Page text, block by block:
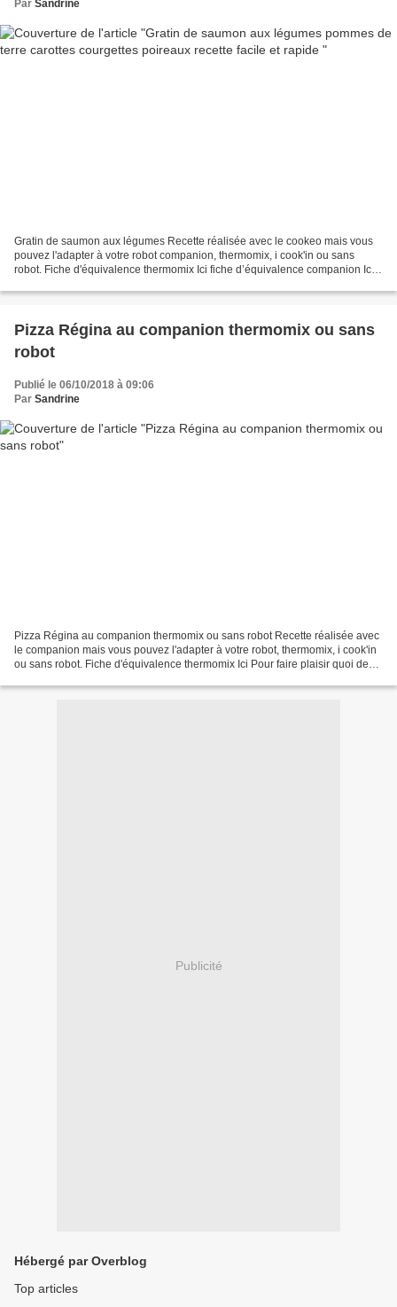
Par Sandrine
Gratin de saumon aux légumes Recette réalisée avec le cookeo mais vous
pouvez l'adapter à votre robot companion, thermomix, i cook'in ou sans
robot. Fiche d'équivalence thermomix Ici fiche d’équivalence companion Ici
Pizza Régina au companion thermomix ou sans
robot
Publié le 06/10/2018 à 09:06
Par Sandrine
Pizza Régina au companion thermomix ou sans robot Recette réalisée avec
le companion mais vous pouvez l'adapter à votre robot, thermomix, i cook'in
ou sans robot. Fiche d'équivalence thermomix Ici Pour faire plaisir quoi de
Publicité
Hébergé par Overblog
Top articles